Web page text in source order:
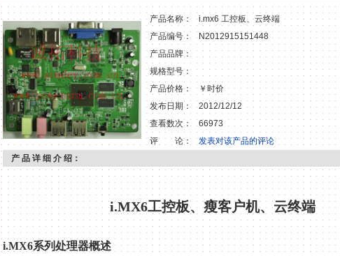
产品名称：
i.mx6 工控板、云终端
产品编号：
N2012915151448
产品品牌：
规格型号：
产品价格：
￥时价
发布日期：
2012/12/12
查看数次：
66973
评 论：
发表对该产品的评论
产 品 详 细 介 绍：
i.MX6工控板、瘦客户机、云终端
i.MX6系列处理器概述